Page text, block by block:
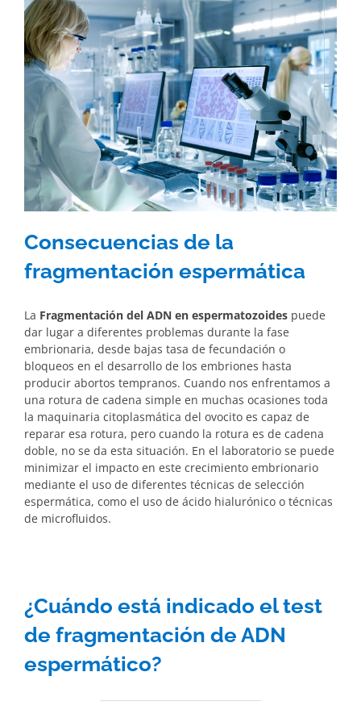
Consecuencias de la
fragmentación espermática
La Fragmentación del ADN en espermatozoides puede
dar lugar a diferentes problemas durante la fase
embrionaria, desde bajas tasa de fecundación o
bloqueos en el desarrollo de los embriones hasta
producir abortos tempranos. Cuando nos enfrentamos a
una rotura de cadena simple en muchas ocasiones toda
la maquinaria citoplasmática del ovocito es capaz de
reparar esa rotura, pero cuando la rotura es de cadena
doble, no se da esta situación. En el laboratorio se puede
minimizar el impacto en este crecimiento embrionario
mediante el uso de diferentes técnicas de selección
espermática, como el uso de ácido hialurónico o técnicas
de microfluidos.
¿Cuándo está indicado el test
de fragmentación de ADN
espermático?